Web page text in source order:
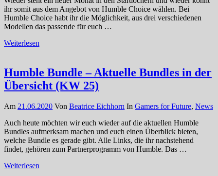
ihr somit aus dem Angebot von Humble Choice wählen. Bei
Humble Choice habt ihr die Möglichkeit, aus drei verschiedenen
Modellen das passende für euch …
Weiterlesen
Humble Bundle – Aktuelle Bundles in der
Übersicht (KW 25)
Am 21.06.2020 Von Beatrice Eichhorn In Gamers for Future, News
Auch heute möchten wir euch wieder auf die aktuellen Humble
Bundles aufmerksam machen und euch einen Überblick bieten,
welche Bundle es gerade gibt. Alle Links, die ihr nachstehend
findet, gehören zum Partnerprogramm von Humble. Das …
Weiterlesen